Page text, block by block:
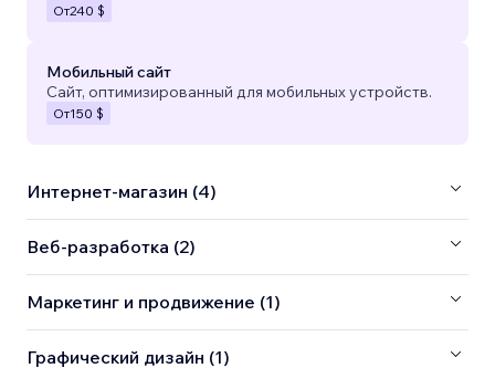
От240 $
Мобильный сайт
Сайт, оптимизированный для мобильных устройств.
От150 $
Интернет-магазин (4)
Веб-разработка (2)
Маркетинг и продвижение (1)
Графический дизайн (1)